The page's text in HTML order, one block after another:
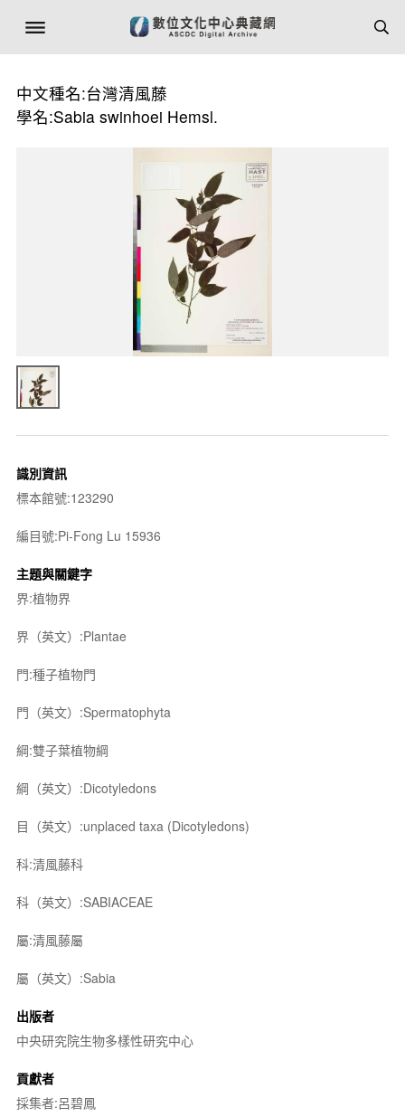
中文種名:台灣清風藤
學名:Sabia swinhoei Hemsl.
識別資訊
標本館號:123290
編目號:Pi-Fong Lu 15936
主題與關鍵字
界:植物界
界（英文）:Plantae
門:種子植物門
門（英文）:Spermatophyta
綱:雙子葉植物綱
綱（英文）:Dicotyledons
目（英文）:unplaced taxa (Dicotyledons)
科:清風藤科
科（英文）:SABIACEAE
屬:清風藤屬
屬（英文）:Sabia
出版者
中央研究院生物多樣性研究中心
貢獻者
採集者:呂碧鳳